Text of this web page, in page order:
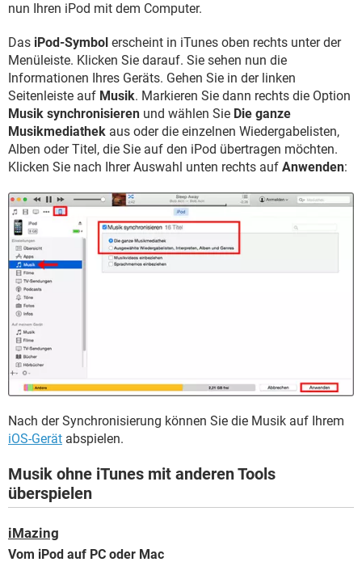
nun Ihren iPod mit dem Computer.
Das iPod-Symbol erscheint in iTunes oben rechts unter der
Menüleiste. Klicken Sie darauf. Sie sehen nun die
Informationen Ihres Geräts. Gehen Sie in der linken
Seitenleiste auf Musik. Markieren Sie dann rechts die Option
Musik synchronisieren und wählen Sie Die ganze
Musikmediathek aus oder die einzelnen Wiedergabelisten,
Alben oder Titel, die Sie auf den iPod übertragen möchten.
Klicken Sie nach Ihrer Auswahl unten rechts auf Anwenden:
Nach der Synchronisierung können Sie die Musik auf Ihrem
iOS-Gerät abspielen.
Musik ohne iTunes mit anderen Tools
überspielen
iMazing
Vom iPod auf PC oder Mac